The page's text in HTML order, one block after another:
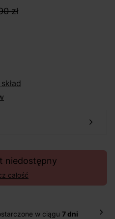
zł
niedostępny
całość
w ciągu 7 dni